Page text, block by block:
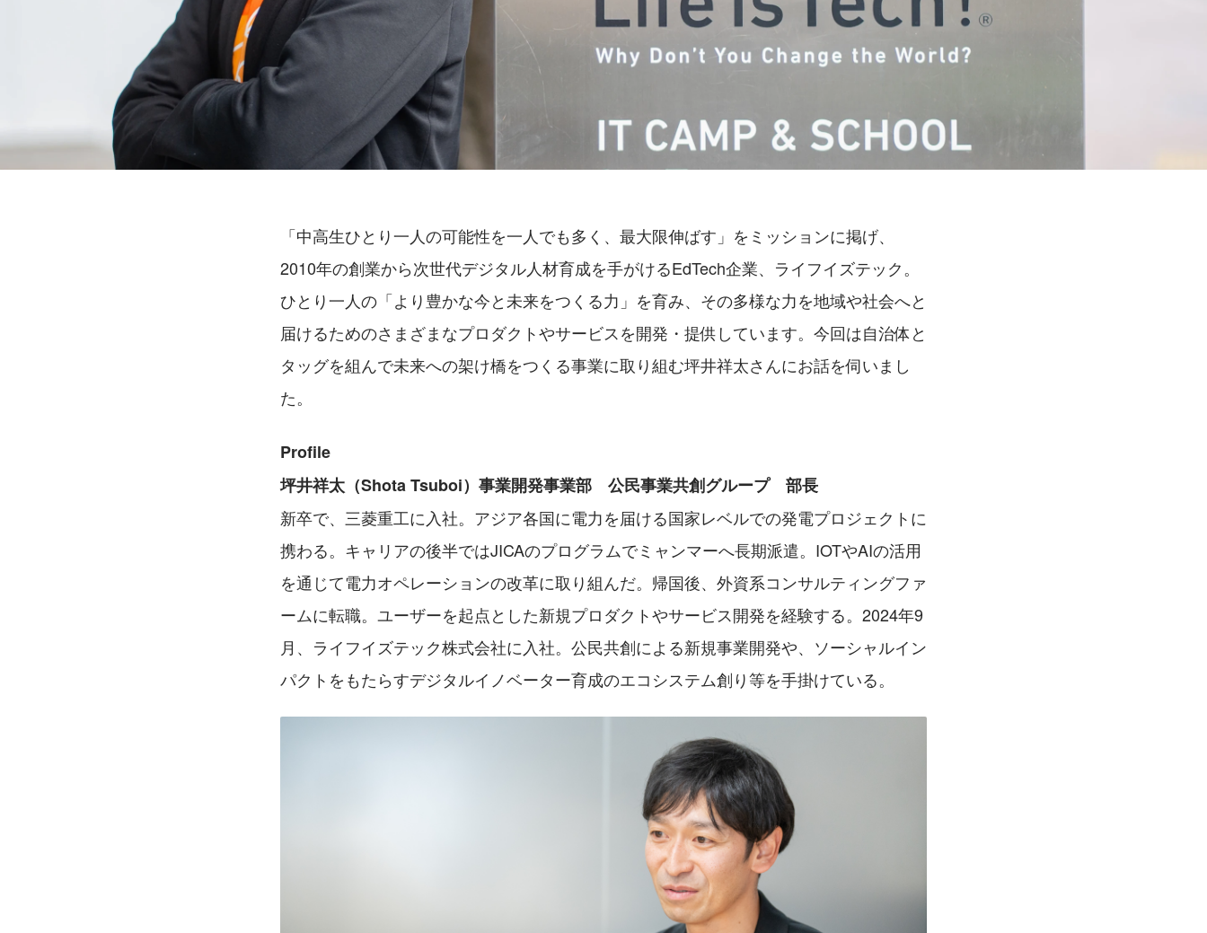
「中高生ひとり一人の可能性を一人でも多く、最大限伸ばす」をミッションに掲げ、
2010年の創業から次世代デジタル人材育成を手がけるEdTech企業、ライフイズテック。
ひとり一人の「より豊かな今と未来をつくる力」を育み、その多様な力を地域や社会へと
届けるためのさまざまなプロダクトやサービスを開発・提供しています。今回は自治体と
タッグを組んで未来への架け橋をつくる事業に取り組む坪井祥太さんにお話を伺いまし
た。
Profile
坪井祥太（Shota Tsuboi）事業開発事業部　公民事業共創グループ　部長
新卒で、三菱重工に入社。アジア各国に電力を届ける国家レベルでの発電プロジェクトに
携わる。キャリアの後半ではJICAのプログラムでミャンマーへ長期派遣。IOTやAIの活用
を通じて電力オペレーションの改革に取り組んだ。帰国後、外資系コンサルティングファ
ームに転職。ユーザーを起点とした新規プロダクトやサービス開発を経験する。2024年9
月、ライフイズテック株式会社に入社。公民共創による新規事業開発や、ソーシャルイン
パクトをもたらすデジタルイノベーター育成のエコシステム創り等を手掛けている。